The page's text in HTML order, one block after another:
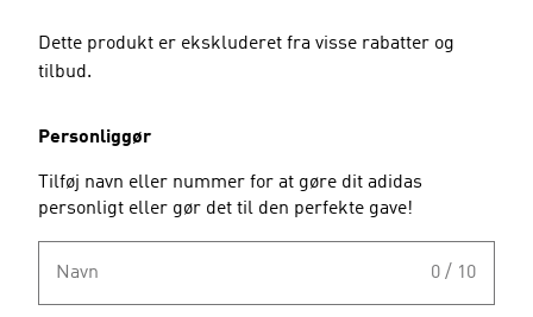
Dette produkt er ekskluderet fra visse rabatter og
tilbud.
Personliggør
Tilføj navn eller nummer for at gøre dit adidas
personligt eller gør det til den perfekte gave!
Navn 0 / 10